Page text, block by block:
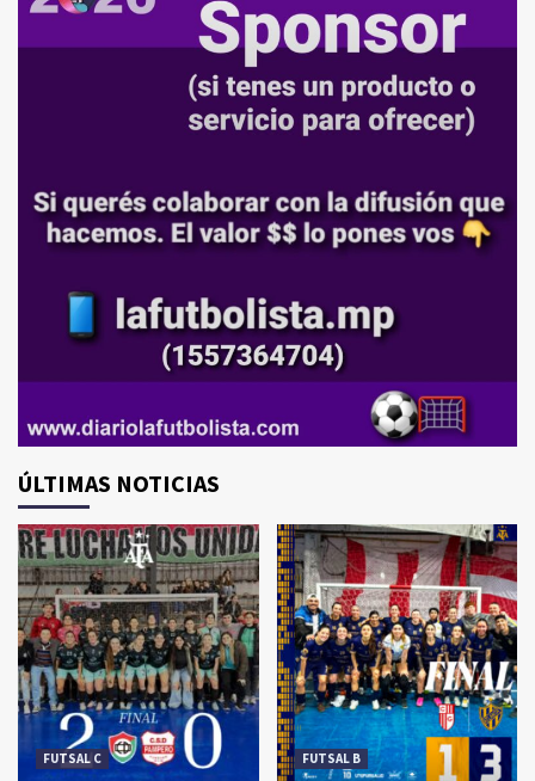
ÚLTIMAS NOTICIAS
FUTSAL C FUTSAL B